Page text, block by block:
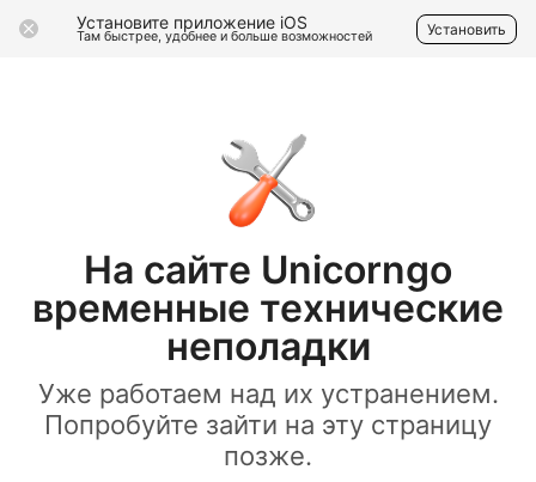
Установите приложение iOS
Там быстрее, удобнее и больше возможностей Установить
На сайте Unicorngo
временные технические
неполадки
Уже работаем над их устранением.
Попробуйте зайти на эту страницу
позже.